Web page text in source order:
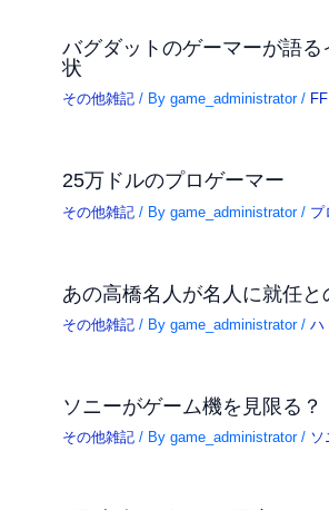
バグダットのゲーマーが語る
状
その他雑記 / Bygame_administrator/
25万ドルのプロゲーマー
その他雑記 / Bygame_administrator/ プ
あの高橋名人が名人に就任と
その他雑記 / Bygame_administrator/ハ
ソニーがゲーム機を見限る？
その他雑記 / Bygame_administrator/ ソ